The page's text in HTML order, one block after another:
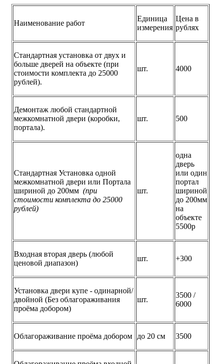
Наименование работ
Единица
измерения
Цена в
рублях
Стандартная установка от двух и
больше дверей на объекте (при
стоимости комплекта до 25000
рублей).
шт. 4000
Демонтаж любой стандартной
межкомнатной двери (коробки,
портала).
шт. 500
Стандартная Установка одной
межкомнатной двери или Портала
шириной до 200мм (при
стоимости комплекта до 25000
рублей)
шт.
одна
дверь
или один
портал
шириной
до 200мм
на
объекте
5500р
Входная вторая дверь (любой
ценовой диапазон)
шт. +300
Установка двери купе - одинарной/
двойной (Без облагораживания
проёма добором)
шт.
3500 /
6000
Облагораживание проёма добором до 20 см 3500